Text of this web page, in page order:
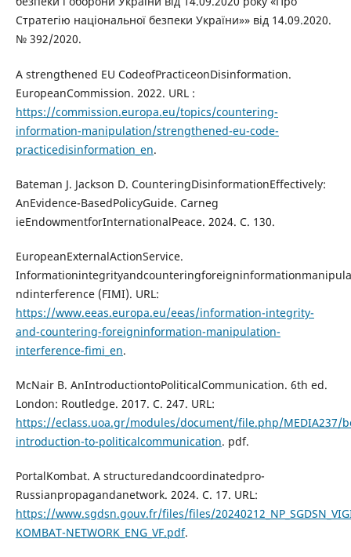
Стратегію національної безпеки України»» від 14.09.2020.
№ 392/2020.
A strengthened EU CodeofPracticeonDisinformation.
EuropeanCommission. 2022. URL :
https://commission.europa.eu/topics/countering-
information-manipulation/strengthened-eu-code-
practicedisinformation_en.
Bateman J. Jackson D. CounteringDisinformationEffectively:
AnEvidence-BasedPolicyGuide. Carneg
ieEndowmentforInternationalPeace. 2024. C. 130.
EuropeanExternalActionService.
ndinterference (FIMI). URL:
https://www.eeas.europa.eu/eeas/information-integrity-
and-countering-foreigninformation-manipulation-
interference-fimi_en.
McNair B. AnIntroductiontoPoliticalCommunication. 6th ed.
London: Routledge. 2017. С. 247. URL:
https://eclass.uoa.gr/modules/document/file.php/MEDIA237/
introduction-to-politicalcommunication. pdf.
PortalKombat. A structuredandcoordinatedpro-
Russianpropagandanetwork. 2024. C. 17. URL:
https://www.sgdsn.gouv.fr/files/files/
KOMBAT-NETWORK_ENG_VF.pdf.